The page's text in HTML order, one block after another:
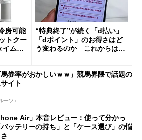
房可能
トクー
イムセ
“特典終了”が続く「d払い」
「dポイント」のお得さはど
う変わるのか これからは
馬券率がおかしいｗｗ」競馬界隈で話題の
イト
ーツ）
Air」本音レビュー：使って分かっ
ッテリーの持ち」と「ケース選び」の悩